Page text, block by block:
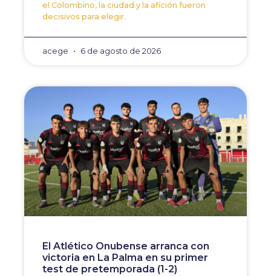
el Colombino, la ciudad y la afición fueron
decisivos para elegir.
acege 6 de agosto de 2026
El Atlético Onubense arranca con
victoria en La Palma en su primer
test de pretemporada (1-2)